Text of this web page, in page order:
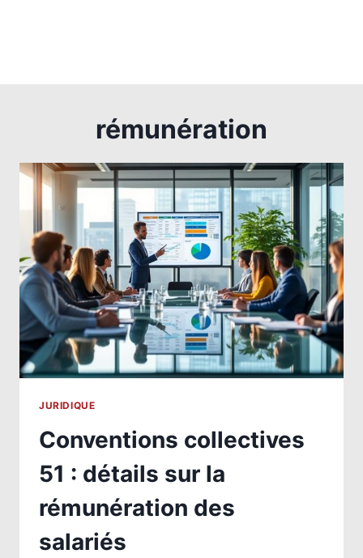
rémunération
JURIDIQUE
Conventions collectives
51 : détails sur la
rémunération des
salariés